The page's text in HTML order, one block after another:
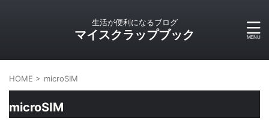
生活が便利になるブログ
マイスクラップブック
HOME > microSIM
microSIM